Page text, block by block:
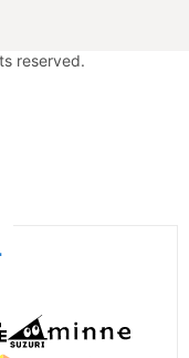
reserved.